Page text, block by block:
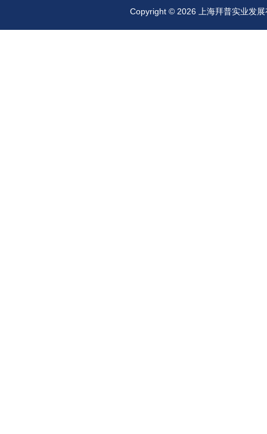
Copyright © 2026 上海拜普实业发